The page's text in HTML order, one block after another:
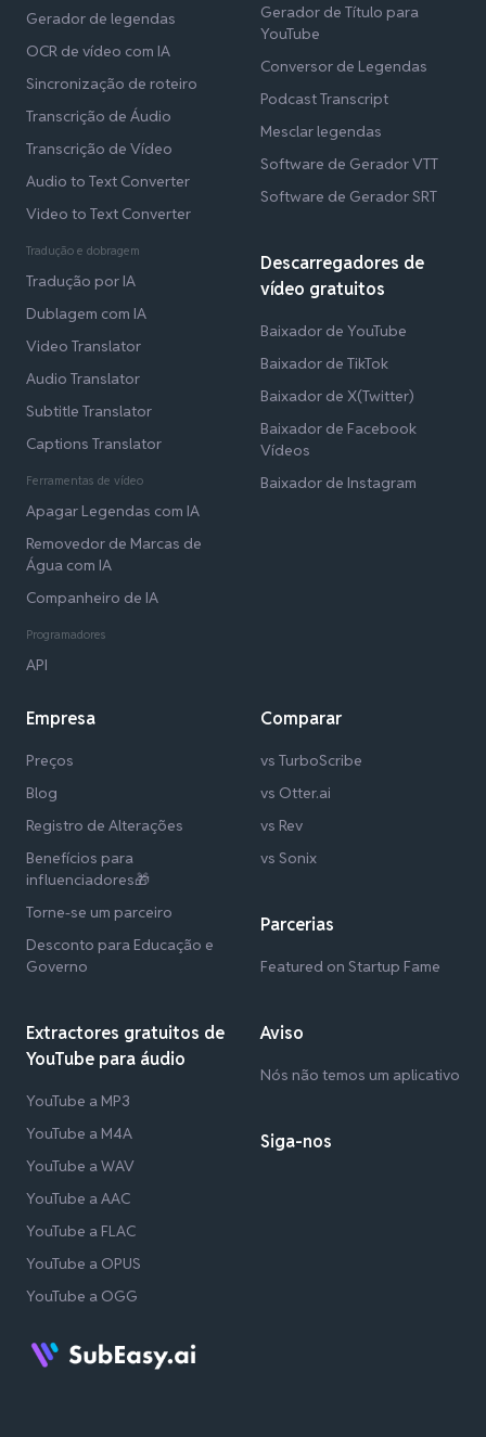
Gerador de legendas
OCR de vídeo com IA
Sincronização de roteiro
Transcrição de Áudio
Transcrição de Vídeo
Audio to Text Converter
Video to Text Converter
Tradução e dobragem
Tradução por IA
Dublagem com IA
Video Translator
Audio Translator
Subtitle Translator
Captions Translator
Ferramentas de vídeo
Apagar Legendas com IA
Removedor de Marcas de
Água com IA
Companheiro de IA
Programadores
API
Gerador de Título para
YouTube
Conversor de Legendas
Podcast Transcript
Mesclar legendas
Software de Gerador VTT
Software de Gerador SRT
Descarregadores de
vídeo gratuitos
Baixador de YouTube
Baixador de TikTok
Baixador de X(Twitter)
Baixador de Facebook
Vídeos
Baixador de Instagram
Empresa
Preços
Blog
Registro de Alterações
Benefícios para
influenciadores🎁
Torne-se um parceiro
Desconto para Educação e
Governo
Extractores gratuitos de
YouTube para áudio
YouTube a MP3
YouTube a M4A
YouTube a WAV
YouTube a AAC
YouTube a FLAC
YouTube a OPUS
YouTube a OGG
Comparar
vs TurboScribe
vs Otter.ai
vs Rev
vs Sonix
Parcerias
Featured on Startup Fame
Aviso
Nós não temos um aplicativo
Siga-nos